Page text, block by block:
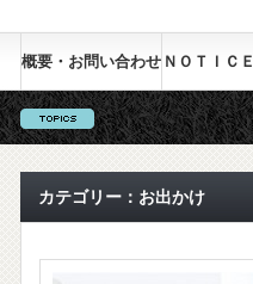
概要・お問い合わせ ＮＯＴＩＣＥ
カテゴリー：お出かけ